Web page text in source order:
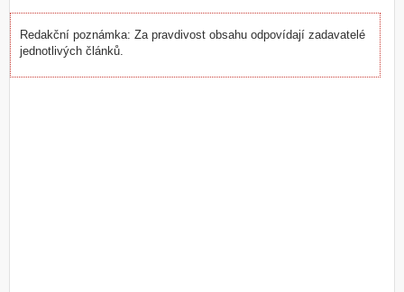
Redakční poznámka: Za pravdivost obsahu odpovídají zadavatelé
jednotlivých článků.